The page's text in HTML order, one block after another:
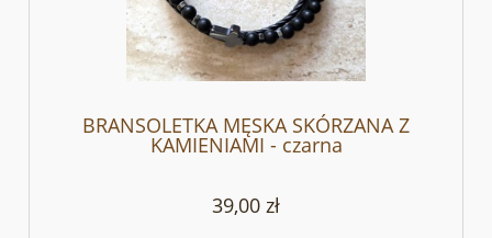
BRANSOLETKA MĘSKA SKÓRZANA Z
KAMIENIAMI - czarna
39,00 zł